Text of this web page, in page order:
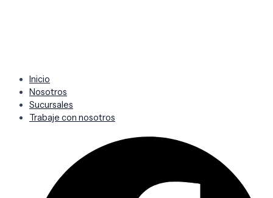
Inicio
Nosotros
Sucursales
Trabaje con nosotros